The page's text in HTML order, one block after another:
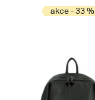
akce - 33 %